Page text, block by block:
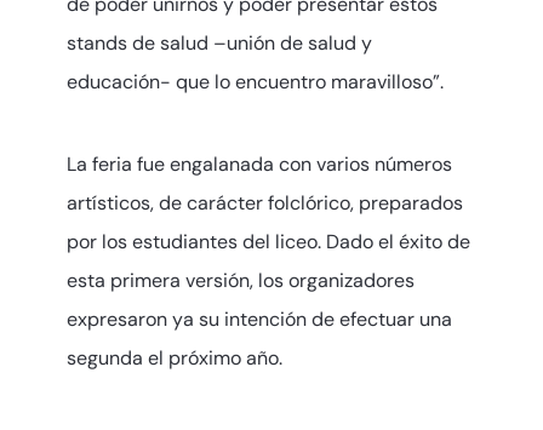
stands de salud –unión de salud y
educación- que lo encuentro maravilloso”.
La feria fue engalanada con varios números
artísticos, de carácter folclórico, preparados
por los estudiantes del liceo. Dado el éxito de
esta primera versión, los organizadores
expresaron ya su intención de efectuar una
segunda el próximo año.